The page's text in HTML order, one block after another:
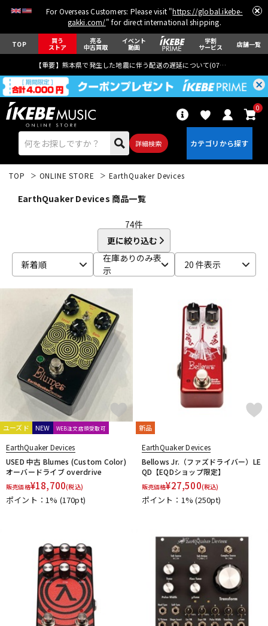
For Overseas Customers: Please visit "https://global.ikebe-
gakki.com/" for direct international shipping.
TOP 買う
ストア
売る
中古買取
イベント
動画
学割
サービス 店舗一覧
【重要】熊本県で発生した地震に伴う配送の遅延について(07月29日
詳細検索
0
ベース
ドラム パーカッション
キーボード 電子ピアノ
管楽器
アンプ エフェクター
DJ機器 DTM
DTM オンライン納品 レコーディング機器
配信/ライブ機器 楽器アクセサリ
TOP ONLINE STORE EarthQuaker Devices
EarthQuaker Devices 商品一覧
74件
更に絞り込む
新着順
在庫ありのみ表
示
20 件表示
ユーズド NEW WEB注文店頭受取可
EarthQuaker Devices
USED 中古 Blumes (Custom Color)
オーバードライブ overdrive
販売価格¥18,700(税込)
ポイント：1% (170pt)
新品
EarthQuaker Devices
Bellows Jr.（ファズドライバー）LE
QD【EQDショップ限定】
販売価格¥27,500(税込)
ポイント：1%(250pt)